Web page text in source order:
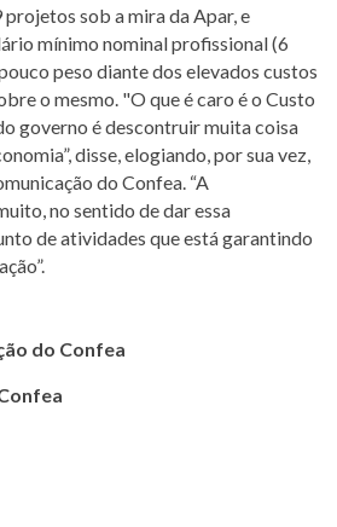
sob a mira da Apar, e
mínimo nominal profissional (6
peso diante dos elevados custos
o mesmo. "O que é caro é o Custo
governo é descontruir muita coisa
disse, elogiando, por sua vez,
do Confea. “A
no sentido de dar essa
de atividades que está garantindo
do Confea